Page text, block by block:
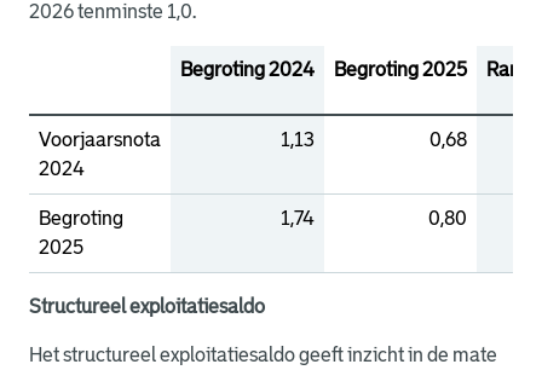
2026 tenminste 1,0.
Begroting 2024 Begroting 2025
Voorjaarsnota
2024
1,13 0,68
Begroting
2025
1,74 0,80
Structureel exploitatiesaldo
Het structureel exploitatiesaldo geeft inzicht in de mate